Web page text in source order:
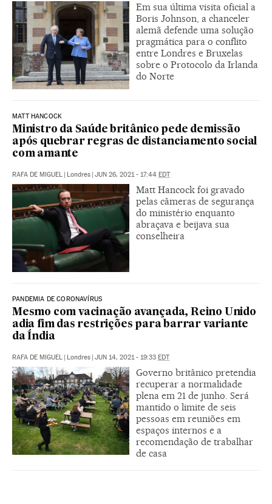
Em sua última visita oficial a
Boris Johnson, a chanceler
alemã defende uma solução
pragmática para o conflito
entre Londres e Bruxelas
sobre o Protocolo da Irlanda
do Norte
MATT HANCOCK
Ministro da Saúde britânico pede demissão
após quebrar regras de distanciamento social
com amante
RAFA DE MIGUEL | Londres | JUN 26, 2021 - 17:44 EDT
Matt Hancock foi gravado
pelas câmeras de segurança
do ministério enquanto
abraçava e beijava sua
conselheira
PANDEMIA DE CORONAVÍRUS
Mesmo com vacinação avançada, Reino Unido
adia fim das restrições para barrar variante
da Índia
RAFA DE MIGUEL | Londres | JUN 14, 2021 - 19:33 EDT
Governo britânico pretendia
recuperar a normalidade
plena em 21 de junho. Será
mantido o limite de seis
pessoas em reuniões em
espaços internos e a
recomendação de trabalhar
de casa